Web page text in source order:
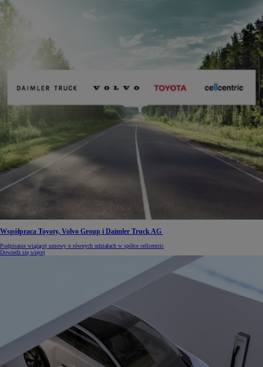
Współpraca Toyoty, Volvo Group i Daimler Truck AG
Podpisanie wiążącej umowy o równych udziałach w spółce cellcentric
Dowiedz się więcej